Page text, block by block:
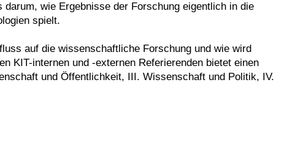
wie Ergebnisse der Forschung eigentlich in die
spielt.
auf die wissenschaftliche Forschung und wie wird
KIT-internen und -externen Referierenden bietet einen
und Öffentlichkeit, III. Wissenschaft und Politik, IV.